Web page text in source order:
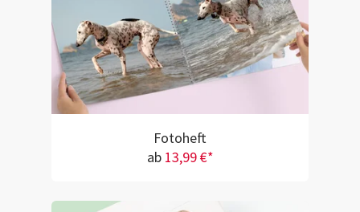
Fotoheft
ab 13,99 €*